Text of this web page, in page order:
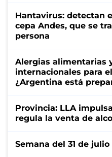
Hantavirus: detectan
cepa Andes, que se
persona
Alergias alimentarias
internacionales para
¿Argentina está
Provincia: LLA
regula la venta de
Semana del 31 de